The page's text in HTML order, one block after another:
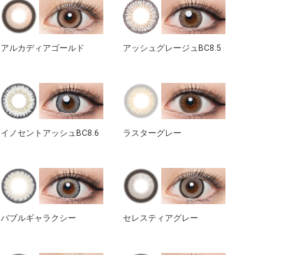
アルカディアゴールド アッシュグレージュBC8.5
イノセントアッシュBC8.6 ラスターグレー
バブルギャラクシー セレスティアグレー